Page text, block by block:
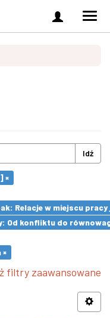
Zaloguj
się
Idź
×
Relacje w miejscu
Od konfliktu do
×
filtry zaawansowane